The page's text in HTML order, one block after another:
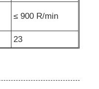
≤ 900 R/min
23